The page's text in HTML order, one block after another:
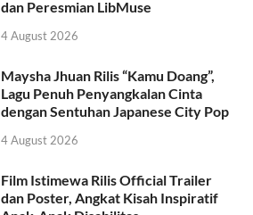
dan Peresmian LibMuse
4 August 2026
Maysha Jhuan Rilis “Kamu Doang”,
Lagu Penuh Penyangkalan Cinta
dengan Sentuhan Japanese City Pop
4 August 2026
Film Istimewa Rilis Official Trailer
dan Poster, Angkat Kisah Inspiratif